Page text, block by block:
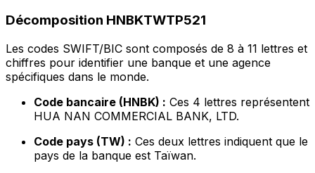
Décomposition HNBKTWTP521
Les codes SWIFT/BIC sont composés de 8 à 11 lettres et
chiffres pour identifier une banque et une agence
spécifiques dans le monde.
Code bancaire (HNBK) : Ces 4 lettres représentent
HUA NAN COMMERCIAL BANK, LTD.
Code pays (TW) : Ces deux lettres indiquent que le
pays de la banque est Taïwan.